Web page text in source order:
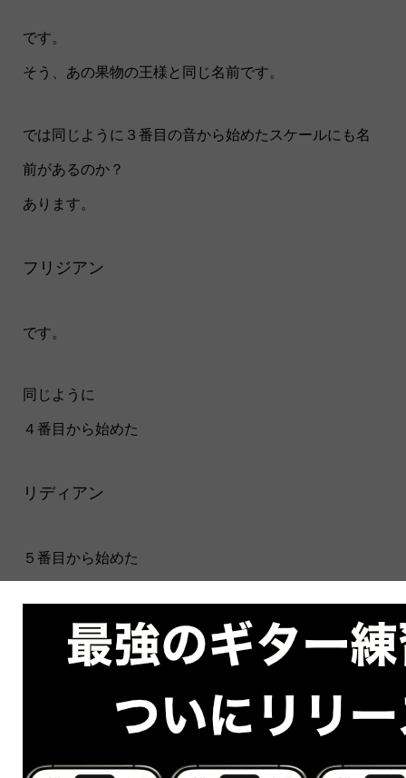
です。
そう、あの果物の王様と同じ名前です。
では同じように３番目の音から始めたスケールにも名
前があるのか？
あります。
フリジアン
です。
同じように
４番目から始めた
リディアン
５番目から始めた
ミクソリディアン